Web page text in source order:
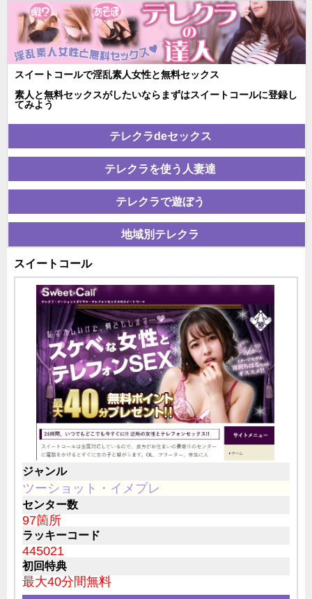
スイートコールで淫乱素人女性と無料セックス
素人と無料セックスがしたいならまずはスイートコールに登録し
てみよう
テレクラdeセックス
テレクラを使う人妻達
テレクラで遊ぼう
地域別テレクラ
スイートコール
ジャンル
ツーショット・イメプレ
センター数
97箇所
ラッキーコード
445021
初回特典
最大40分間無料